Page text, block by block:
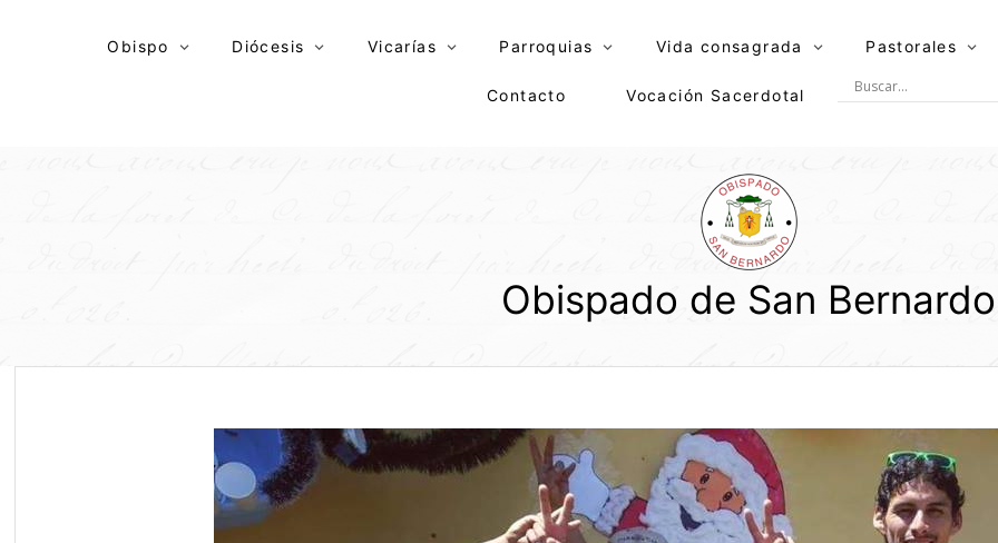
Obispo Diócesis Vicarías Parroquias Vida consagrada Pastorales
Contacto Vocación Sacerdotal
Obispado de San Bernardo